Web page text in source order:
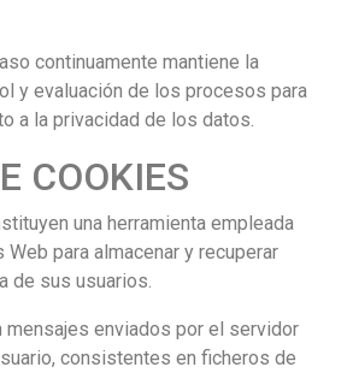
continuamente mantiene la
y evaluación de los procesos para
a la privacidad de los datos.
COOKIES
una herramienta empleada
para almacenar y recuperar
de sus usuarios.
mensajes enviados por el servidor
consistentes en ficheros de